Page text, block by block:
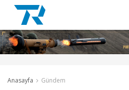
Anasayfa Gündem